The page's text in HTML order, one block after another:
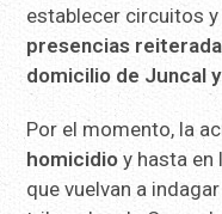
establecer circuitos
presencias
domicilio de Juncal
Por el momento, la
homicidio y hasta en
que vuelvan a